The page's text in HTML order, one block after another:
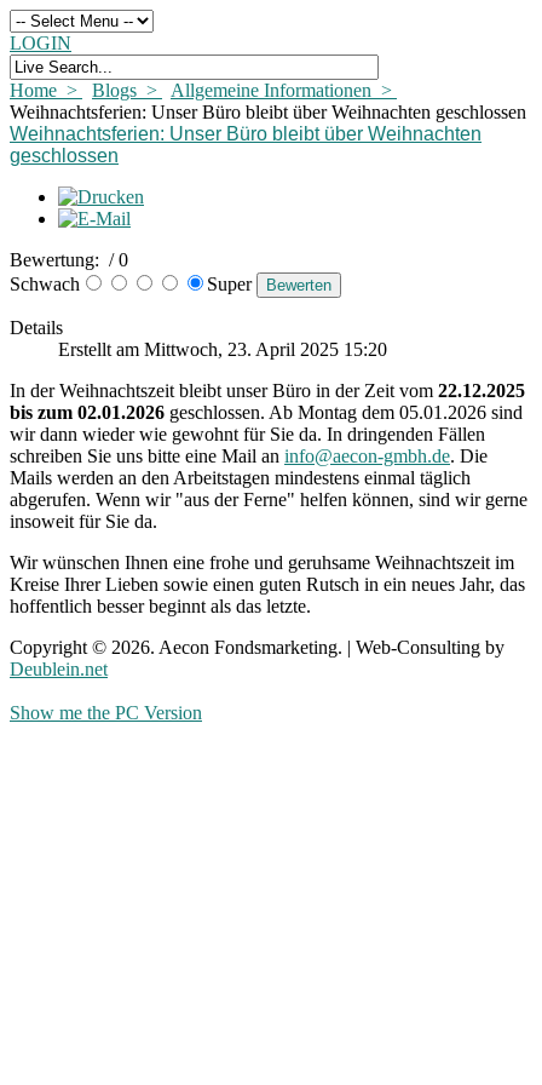
LOGIN
Home > Blogs >
Allgemeine Informationen >
Weihnachtsferien: Unser Büro bleibt über Weihnachten geschlossen
Weihnachtsferien: Unser Büro bleibt über Weihnachten
geschlossen
Bewertung: / 0
Schwach
Super
Details
Erstellt am Mittwoch, 23. April 2025 15:20
In der Weihnachtszeit bleibt unser Büro in der Zeit vom 22.12.2025
bis zum 02.01.2026 geschlossen. Ab Montag dem 05.01.2026 sind
wir dann wieder wie gewohnt für Sie da. In dringenden Fällen
schreiben Sie uns bitte eine Mail an info@aecon-gmbh.de. Die
Mails werden an den Arbeitstagen mindestens einmal täglich
abgerufen. Wenn wir "aus der Ferne" helfen können, sind wir gerne
insoweit für Sie da.
Wir wünschen Ihnen eine frohe und geruhsame Weihnachtszeit im
Kreise Ihrer Lieben sowie einen guten Rutsch in ein neues Jahr, das
hoffentlich besser beginnt als das letzte.
Copyright © 2026. Aecon Fondsmarketing. | Web-Consulting by
Deublein.net
Show me the PC Version